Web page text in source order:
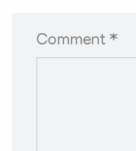
Comment *